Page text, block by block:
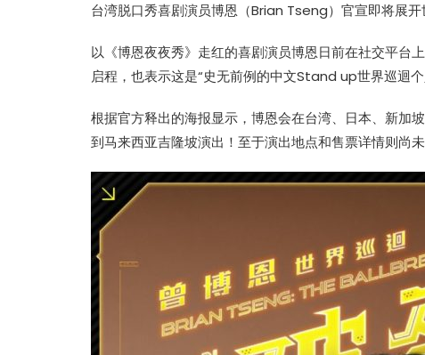
台湾脱口秀喜剧演员博恩（Brian Tseng）官宣即将展
以《博恩夜夜秀》走红的喜剧演员博恩日前在社交平台
启程，也表示这是“史无前例的中文Stand up世界巡迴个
根据官方释出的海报显示，博恩会在台湾、日本、新加
到马来西亚吉隆坡演出！至于演出地点和售票详情则尚未